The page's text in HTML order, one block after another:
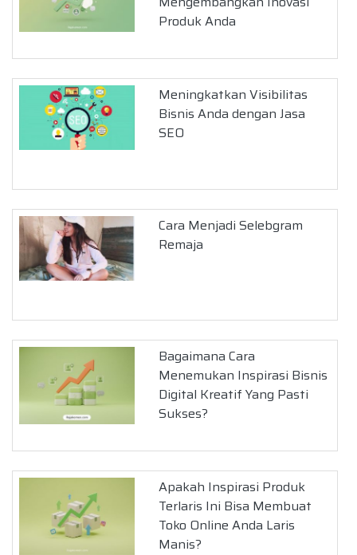
Produk Anda
Meningkatkan Visibilitas
Bisnis Anda dengan Jasa
SEO
Cara Menjadi Selebgram
Remaja
Bagaimana Cara
Menemukan Inspirasi Bisnis
Digital Kreatif Yang Pasti
Sukses?
Apakah Inspirasi Produk
Terlaris Ini Bisa Membuat
Toko Online Anda Laris
Manis?